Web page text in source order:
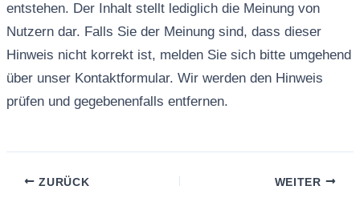
entstehen. Der Inhalt stellt lediglich die Meinung von
Nutzern dar. Falls Sie der Meinung sind, dass dieser
Hinweis nicht korrekt ist, melden Sie sich bitte umgehend
über unser Kontaktformular. Wir werden den Hinweis
prüfen und gegebenenfalls entfernen.
ZURÜCK WEITER